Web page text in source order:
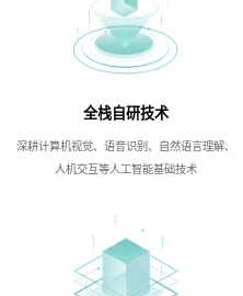
全栈自研技术
深耕计算机视觉、语音识别、自然语言理解、
人机交互等人工智能基础技术